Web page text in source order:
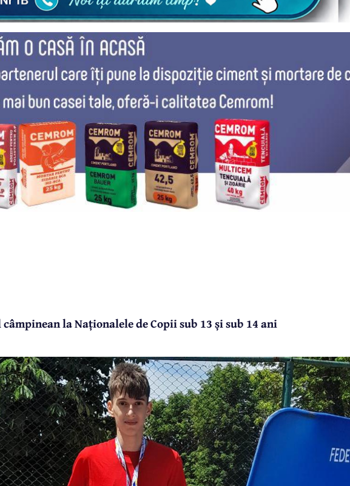
la Naționalele de Copii sub 13 și sub 14 ani